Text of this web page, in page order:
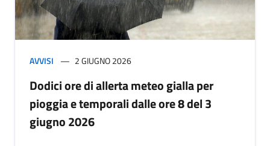
AVVISI 2 GIUGNO 2026
Dodici ore di allerta meteo gialla per
pioggia e temporali dalle ore 8 del 3
giugno 2026